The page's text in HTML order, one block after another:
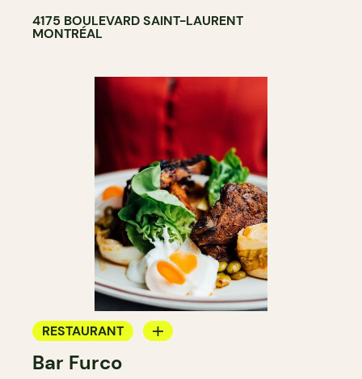
4175 BOULEVARD SAINT-LAURENT
MONTRÉAL
RESTAURANT
BAR
Bar Furco